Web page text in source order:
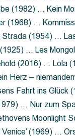
(1982) … Kein
(1968) …
(1954) …
(1925) … Les
(2016) … Lola
Herz –
Fahrt ins
… Nur zum
Moonlight
Venice’ (1969) …